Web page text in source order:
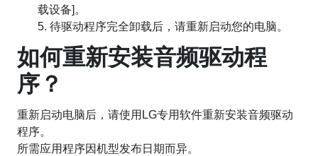
5. 待驱动程序完全卸载后，请重新启动您的电脑。
如何重新安装音频驱动程
序？
重新启动电脑后，请使用LG专用软件重新安装音频驱动
程序。
所需应用程序因机型发布日期而异。